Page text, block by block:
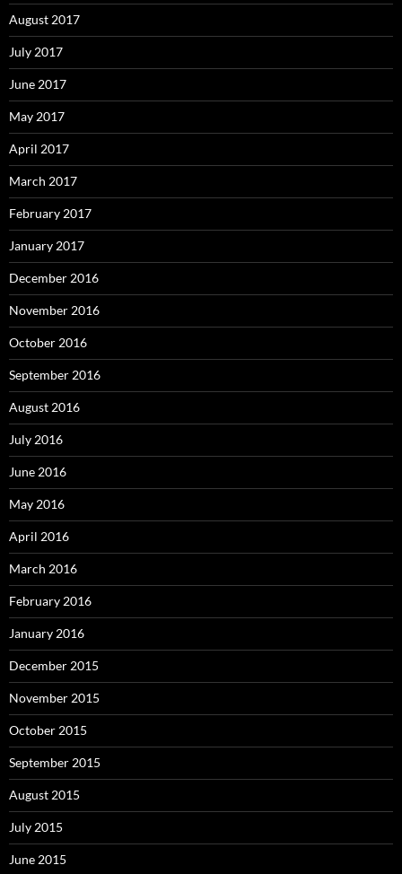
August 2017
July 2017
June 2017
May 2017
April 2017
March 2017
February 2017
January 2017
December 2016
November 2016
October 2016
September 2016
August 2016
July 2016
June 2016
May 2016
April 2016
March 2016
February 2016
January 2016
December 2015
November 2015
October 2015
September 2015
August 2015
July 2015
June 2015